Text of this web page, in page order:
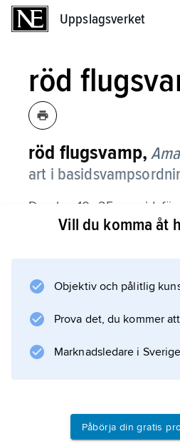
Uppslagsverket
röd
röd flugsvamp,
art i
Den har 10–25 cm vid,
utbredd, röd hatt med vita
knölformig med kransar av
Vill du komma åt
Objektiv och pålitlig
Prova det, du kommer
Marknadsledare i
Påbörja din gratis